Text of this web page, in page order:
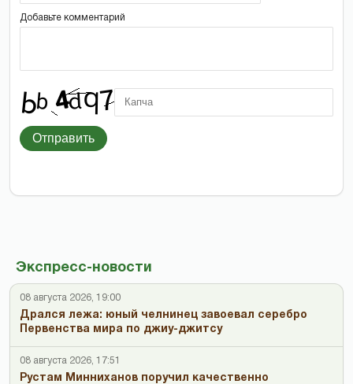
Экспресс-новости
08 августа 2026, 19:00
Дрался лежа: юный челнинец завоевал серебро
Первенства мира по джиу-джитсу
08 августа 2026, 17:51
Рустам Минниханов поручил качественно
Добавьте комментарий
Отправить